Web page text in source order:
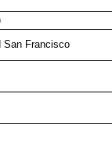
San Francisco